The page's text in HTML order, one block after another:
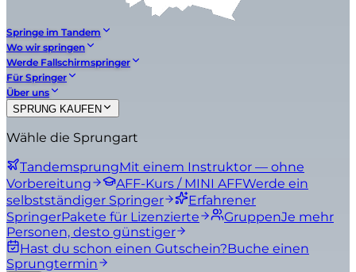
Springe im Tandem
Wo wir springen
Werde Fallschirmspringer
Für Springer
Über uns
SPRUNG KAUFEN
Wähle die Sprungart
TandemsprungMit einem Instruktor — ohne
Vorbereitung
AFF-Kurs / MINI AFFWerde ein
selbstständiger Springer
Erfahrener
SpringerPakete für Lizenzierte GruppenJe mehr
Personen, desto günstiger
Hast du schon einen Gutschein?Buche einen
Sprungtermin